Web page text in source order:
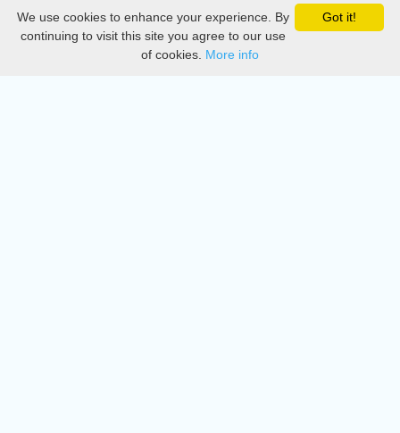
Privacy
DMCA
Got it!
We use cookies to enhance your experience. By
continuing to visit this site you agree to our use
of cookies. More info